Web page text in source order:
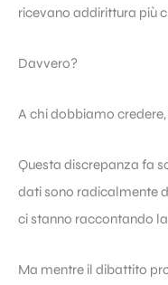
ricevano addirittura più
Davvero?
A chi dobbiamo
Questa discrepanza fa
dati sono radicalmente
ci stanno raccontando
Ma mentre il dibattito